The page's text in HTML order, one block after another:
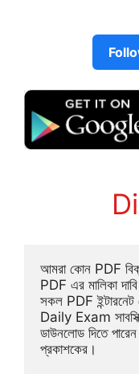
আমরা কোন PDF
PDF এর মালিকা
সকল PDF
Daily Exam
ডাউনলোড দিতে
প্রকাশকের।